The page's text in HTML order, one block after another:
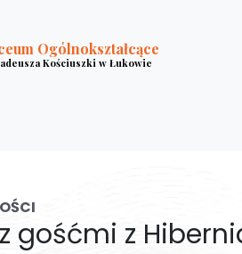
Ogólnokształcące
Kościuszki w Łukowie
gośćmi z